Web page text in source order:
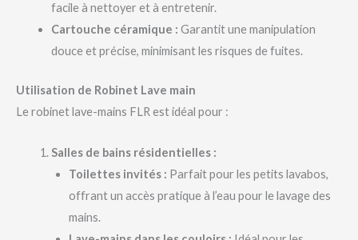
facile à nettoyer et à entretenir.
Cartouche céramique : Garantit une manipulation
douce et précise, minimisant les risques de fuites.
Utilisation de Robinet Lave main
Le robinet lave-mains FLR est idéal pour :
Salles de bains résidentielles :
Toilettes invités : Parfait pour les petits lavabos,
offrant un accès pratique à l’eau pour le lavage des
mains.